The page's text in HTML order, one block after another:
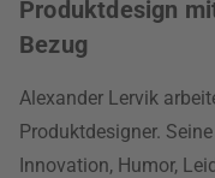
Produktdesign
Bezug
Alexander Lervik
Produktdesigner.
Innovation, Humor,